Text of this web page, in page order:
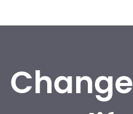
Change